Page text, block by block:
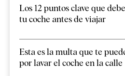
Los 12 puntos clave que
tu coche antes de viajar
Esta es la multa que te
por lavar el coche en la calle